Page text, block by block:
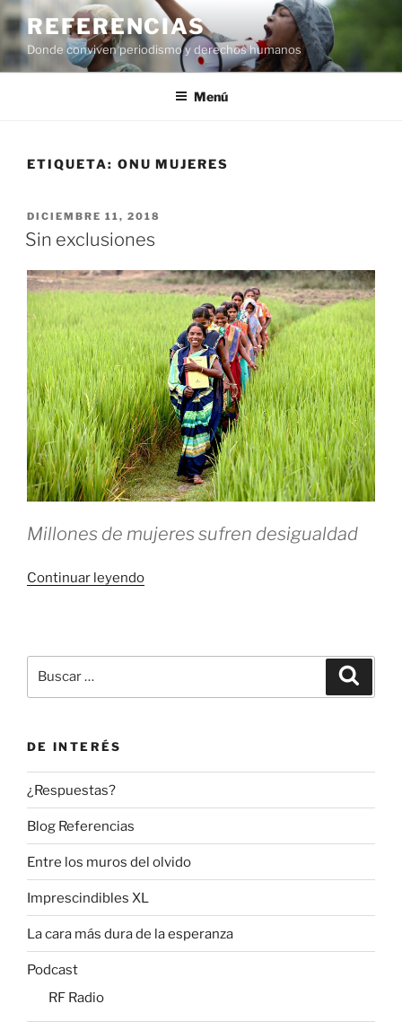
al
contenido
REFERENCIAS
Donde conviven periodismo y derechos humanos
Menú
ETIQUETA: ONU MUJERES
PUBLICADO
EL
DICIEMBRE 11, 2018
Sin exclusiones
Millones de mujeres sufren desigualdad
Continuar leyendo«Sin
por:
DE INTERÉS
¿Respuestas?
Blog Referencias
Entre los muros del olvido
Imprescindibles XL
La cara más dura de la esperanza
Podcast
RF Radio